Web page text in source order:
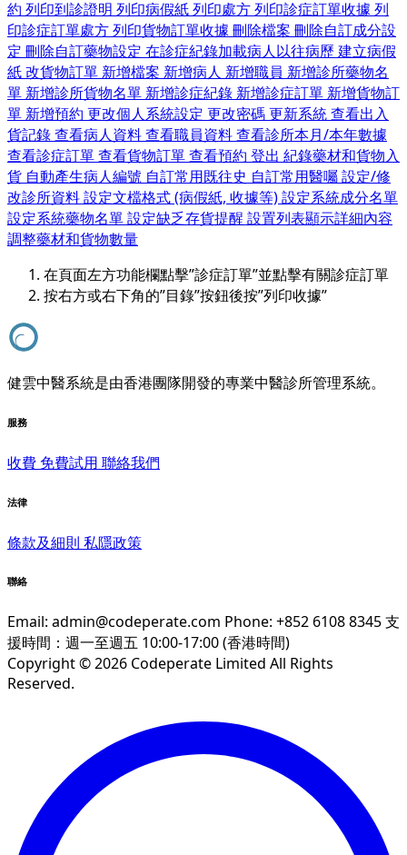
約 列印到診證明 列印病假紙列印處方列印診症訂單收據 列
印診症訂單處方列印貨物訂單收據 刪除檔案 刪除自訂成分設
定 刪除自訂藥物設定 在診症紀錄加載病人以往病歷 建立病假
紙改貨物訂單 新增檔案 新增病人 新增職員 新增診所藥物名
單 新增診所貨物名單 新增診症紀錄 新增診症訂單 新增貨物訂
單 新增預約 更改個人系統設定 更改密碼更新系統查看出入
貨記錄查看病人資料查看職員資料查看診所本月/本年數據
查看診症訂單查看貨物訂單查看預約 登出 紀錄藥材和貨物入
貨 自動產生病人編號 自訂常用既往史 自訂常用醫囑設定/修
改診所資料設定文檔格式 (病假紙, 收據等)設定系統成分名單
設定系統藥物名單設定缺乏存貨提醒 設置列表顯示詳細內容
調整藥材和貨物數量
在頁面左方功能欄點擊”診症訂單”並點擊有關診症訂單
按右方或右下角的”目錄”按鈕後按”列印收據”
健雲中醫系統是由香港團隊開發的專業中醫診所管理系統。
服務
收費 免費試用 聯絡我們
法律
條款及細則 私隱政策
聯絡
Email: admin@codeperate.com Phone: +852 6108 8345支
援時間：週一至週五 10:00-17:00 (香港時間)
Copyright © 2026 Codeperate Limited All Rights
Reserved.